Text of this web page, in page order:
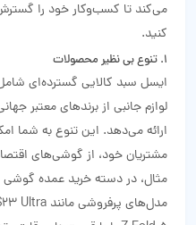
می‌کند تا کسب‌وکار خود را
کنید.
1. تنوع بی‌ نظیر محصولات
ایسل سبد کالایی گسترده‌ای
لوازم جانبی از برندهای معتبر
ارائه می‌دهد. این تنوع به شما
مشتریان خود، از گوشی‌های
مثال، در دسته خرید عمده